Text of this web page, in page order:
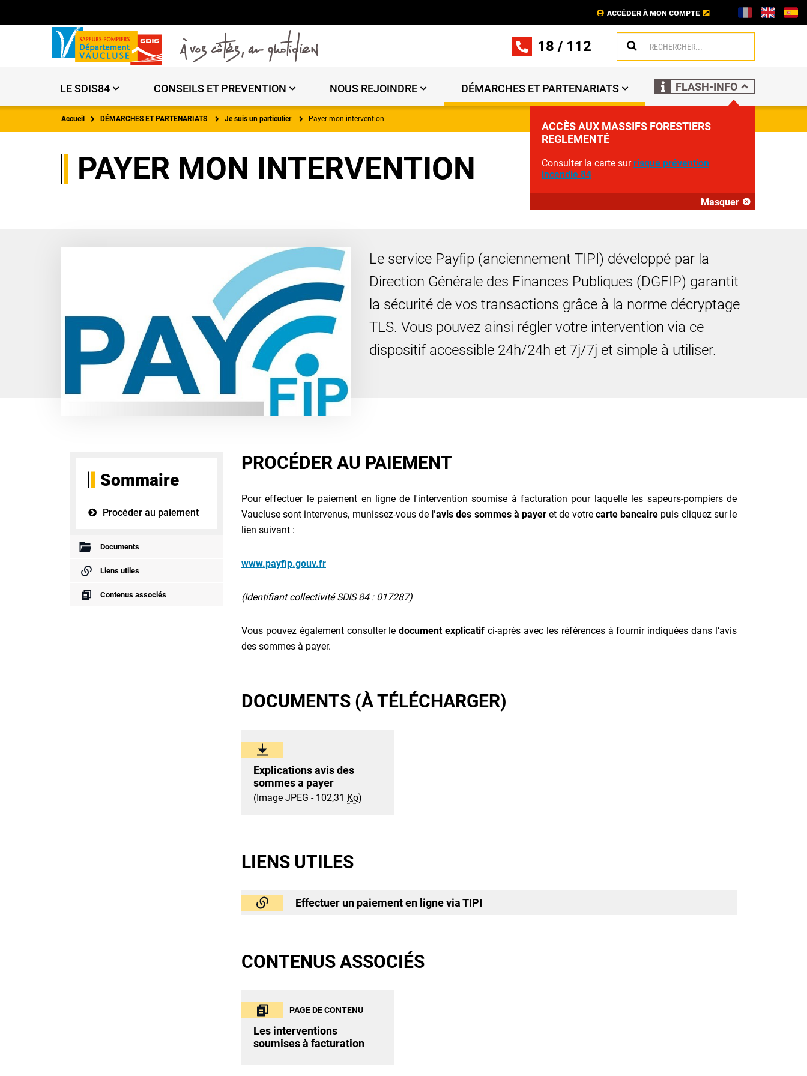
ACCÉDER À MON COMPTE
18 / 112
LE SDIS84 CONSEILS ET PREVENTION NOUS REJOINDRE DÉMARCHES ET PARTENARIATS FLASH-INFO
ACCÈS AUX MASSIFS FORESTIERS
REGLEMENTÉ
Consulter la carte surrisque prévention
incendie 84
Masquer
Accueil DÉMARCHES ET PARTENARIATS Je suis un particulier Payer mon intervention
PAYER MON INTERVENTION
Le service Payfip (anciennement TIPI) développé par la
Direction Générale des Finances Publiques (DGFIP) garantit
la sécurité de vos transactions grâce à la norme décryptage
TLS. Vous pouvez ainsi régler votre intervention via ce
dispositif accessible 24h/24h et 7j/7j et simple à utiliser.
Sommaire
Procéder au paiement
Documents
Liens utiles
Contenus associés
PROCÉDER AU PAIEMENT
Pour effectuer le paiement en ligne de l'intervention soumise à facturation pour laquelle les sapeurs-pompiers de
Vaucluse sont intervenus, munissez-vous de l’avis des sommes à payer et de votre carte bancaire puis cliquez sur le
lien suivant :
www.payfip.gouv.fr
(Identifiant collectivité SDIS 84 : 017287)
Vous pouvez également consulter ledocument explicatif ci-après avec les références à fournir indiquées dans l’avis
des sommes à payer.
DOCUMENTS (À TÉLÉCHARGER)
Explications avis des
sommes a payer
(Image JPEG - 102,31 Ko)
LIENS UTILES
Effectuer un paiement en ligne via TIPI
CONTENUS ASSOCIÉS
PAGE DE CONTENU
Les interventions
soumises à facturation